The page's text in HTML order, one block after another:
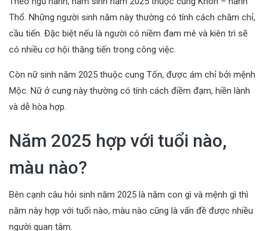
Thổ. Những người sinh năm này thường có tính cách chăm chỉ,
cầu tiến. Đặc biệt nếu là người có niềm đam mê và kiên trì sẽ
có nhiều cơ hội thăng tiến trong công việc.
Còn nữ sinh năm 2025 thuộc cung Tốn, được ám chỉ bởi mệnh
Mộc. Nữ ở cung này thường có tính cách điềm đạm, hiền lành
và dễ hòa hợp.
Năm 2025 hợp với tuổi nào,
màu nào?
Bên cạnh câu hỏi sinh năm 2025 là năm con gì và mệnh gì thì
năm này hợp với tuổi nào, màu nào cũng là vấn đề được nhiều
người quan tâm.